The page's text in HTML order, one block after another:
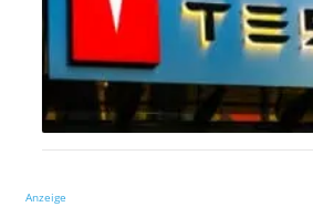
Anzeige